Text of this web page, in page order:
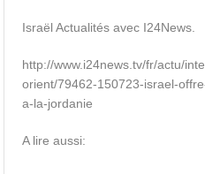
Israël Actualités avec I24News.
http://www.i24news.tv/fr/actu/
orient/79462-150723-israel-
a-la-jordanie
A lire aussi: